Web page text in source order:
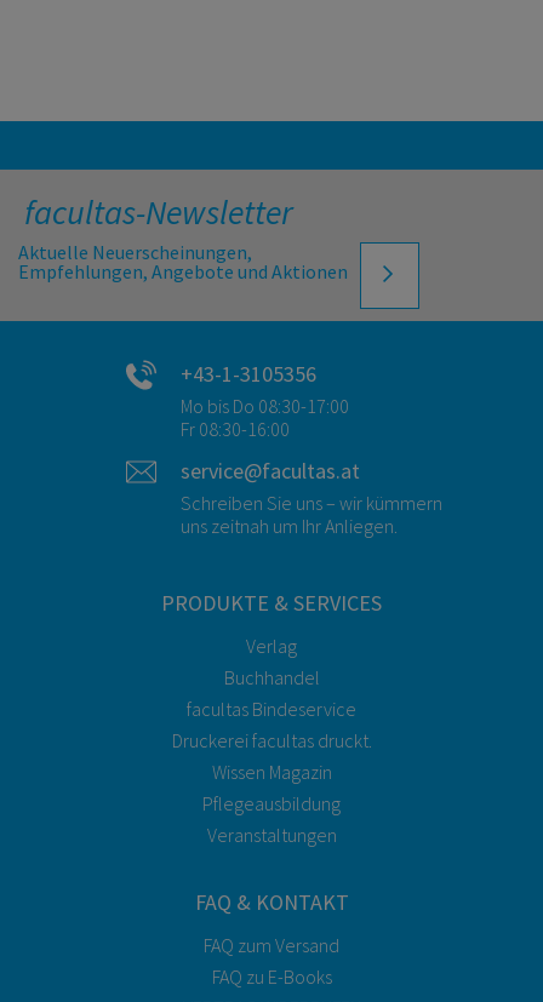
facultas-Newsletter
Aktuelle Neuerscheinungen,
Empfehlungen, Angebote und Aktionen
+43-1-3105356
Mo bis Do 08:30-17:00
Fr 08:30-16:00
service@facultas.at
Schreiben Sie uns – wir kümmern
uns zeitnah um Ihr Anliegen.
PRODUKTE & SERVICES
Verlag
Buchhandel
facultas Bindeservice
Druckerei facultas druckt.
Wissen Magazin
Pflegeausbildung
Veranstaltungen
FAQ & KONTAKT
FAQ zum Versand
FAQ zu E-Books